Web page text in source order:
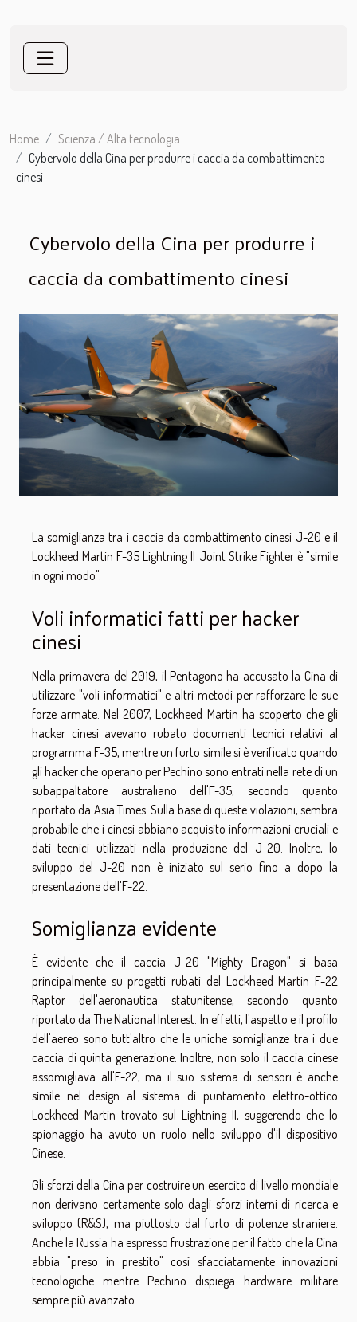
Home
Scienza / Alta tecnologia
Cybervolo della Cina per produrre i caccia da combattimento
cinesi
Cybervolo della Cina per produrre i
caccia da combattimento cinesi
La somiglianza tra i caccia da combattimento cinesi J-20 e il
Lockheed Martin F-35 Lightning II Joint Strike Fighter è "simile
in ogni modo".
Voli informatici fatti per hacker
cinesi
Nella primavera del 2019, il Pentagono ha accusato la Cina di
utilizzare "voli informatici" e altri metodi per rafforzare le sue
forze armate. Nel 2007, Lockheed Martin ha scoperto che gli
hacker cinesi avevano rubato documenti tecnici relativi al
programma F-35, mentre un furto simile si è verificato quando
gli hacker che operano per Pechino sono entrati nella rete di un
subappaltatore australiano dell'F-35, secondo quanto
riportato da Asia Times. Sulla base di queste violazioni, sembra
probabile che i cinesi abbiano acquisito informazioni cruciali e
dati tecnici utilizzati nella produzione del J-20. Inoltre, lo
sviluppo del J-20 non è iniziato sul serio fino a dopo la
presentazione dell'F-22.
Somiglianza evidente
È evidente che il caccia J-20 "Mighty Dragon" si basa
principalmente su progetti rubati del Lockheed Martin F-22
Raptor dell'aeronautica statunitense, secondo quanto
riportato da The National Interest. In effetti, l'aspetto e il profilo
dell'aereo sono tutt'altro che le uniche somiglianze tra i due
caccia di quinta generazione. Inoltre, non solo il caccia cinese
assomigliava all'F-22, ma il suo sistema di sensori è anche
simile nel design al sistema di puntamento elettro-ottico
Lockheed Martin trovato sul Lightning II, suggerendo che lo
spionaggio ha avuto un ruolo nello sviluppo d'il dispositivo
Cinese.
Gli sforzi della Cina per costruire un esercito di livello mondiale
non derivano certamente solo dagli sforzi interni di ricerca e
sviluppo (R&S), ma piuttosto dal furto di potenze straniere.
Anche la Russia ha espresso frustrazione per il fatto che la Cina
abbia "preso in prestito" così sfacciatamente innovazioni
tecnologiche mentre Pechino dispiega hardware militare
sempre più avanzato.